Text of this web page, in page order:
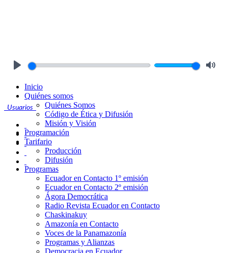
Usuarios
Inicio
Quiénes somos
Quiénes Somos
Código de Ética y Difusión
Misión y Visión
Programación
Tarifario
Producción
Difusión
Programas
Ecuador en Contacto 1º emisión
Ecuador en Contacto 2º emisión
Ágora Democrática
Radio Revista Ecuador en Contacto
Chaskinakuy
Amazonía en Contacto
Voces de la Panamazonía
Programas y Alianzas
Democracia en Ecuador